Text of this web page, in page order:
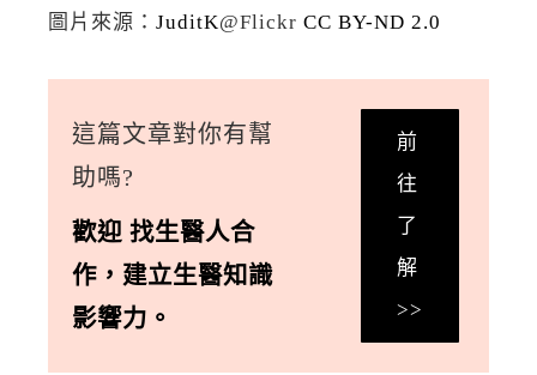
圖片來源： JuditK@Flickr CC BY-ND 2.0
這篇文章對你有幫
助嗎?
歡迎 找生醫人合
作 ， 建立生醫知識
影響力。
前
往
了
解
>>